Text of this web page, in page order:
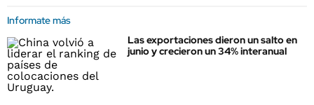
Informate más
Las exportaciones dieron un salto en
junio y crecieron un 34% interanual